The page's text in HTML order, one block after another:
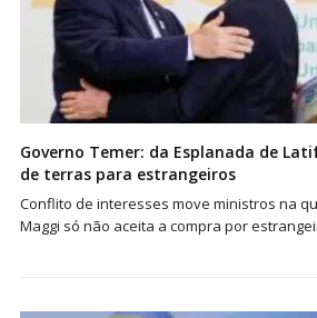
Governo Temer: da Esplanada de
de terras para estrangeiros
Conflito de interesses move ministros na
Maggi só não aceita a compra por